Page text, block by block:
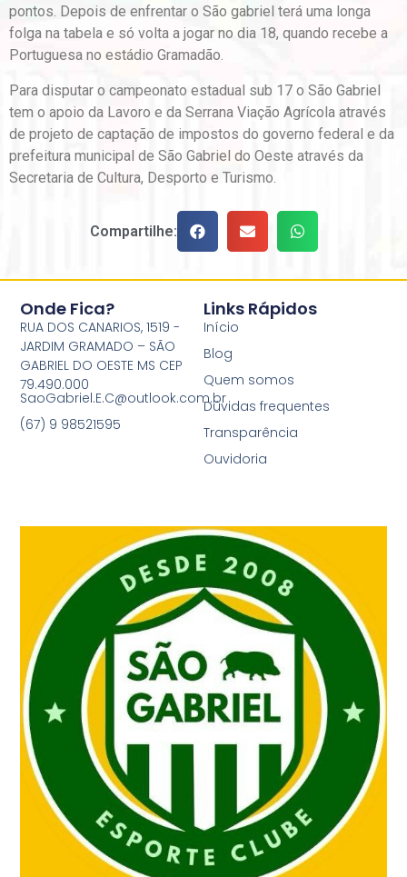
pontos. Depois de enfrentar o São gabriel terá uma longa
folga na tabela e só volta a jogar no dia 18, quando recebe a
Portuguesa no estádio Gramadão.
Para disputar o campeonato estadual sub 17 o São Gabriel
tem o apoio da Lavoro e da Serrana Viação Agrícola através
de projeto de captação de impostos do governo federal e da
prefeitura municipal de São Gabriel do Oeste através da
Secretaria de Cultura, Desporto e Turismo.
Compartilhe:
Links Rápidos
Início
Blog
Quem somos
Dúvidas frequentes
Transparência
Ouvidoria
Onde Fica?
RUA DOS CANARIOS, 1519 -
JARDIM GRAMADO – SÃO
GABRIEL DO OESTE MS CEP
79.490.000
SaoGabriel.E.C@outlook.com.br
(67) 9 98521595